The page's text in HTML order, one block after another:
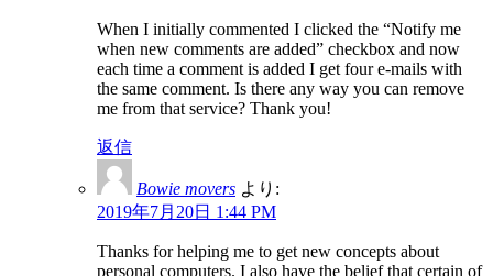
When I initially commented I clicked the “Notify me
when new comments are added” checkbox and now
each time a comment is added I get four e-mails with
the same comment. Is there any way you can remove
me from that service? Thank you!
返信
Bowie movers より:
2019年7月20日 1:44 PM
Thanks for helping me to get new concepts about
personal computers. I also have the belief that certain of